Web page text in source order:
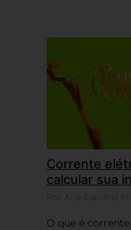
Corrente
calcular sua
O que é